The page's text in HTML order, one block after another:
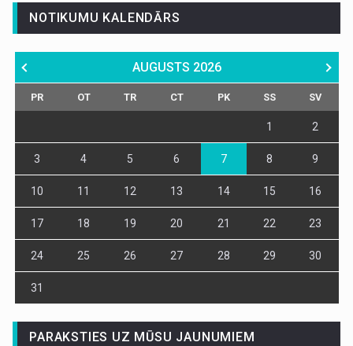
NOTIKUMU KALENDĀRS
AUGUSTS 2026
PR OT TR CT PK SS SV
1 2
3 4 5 6 7 8 9
10 11 12 13 14 15 16
17 18 19 20 21 22 23
24 25 26 27 28 29 30
31
PARAKSTIES UZ MŪSU JAUNUMIEM